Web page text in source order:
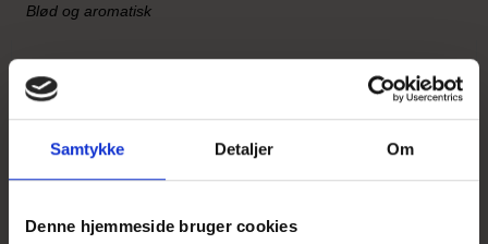
Samtykke Detaljer Om
Denne hjemmeside bruger cookies
Blød og aromatisk
29,95 DKK
Vis produkt